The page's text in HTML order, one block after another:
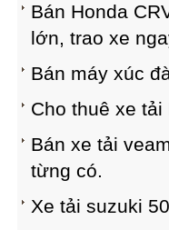
Bán Honda
lớn, trao xe
Bán máy xúc
Cho thuê xe
Bán xe tải
từng có.
Xe tải suzuki